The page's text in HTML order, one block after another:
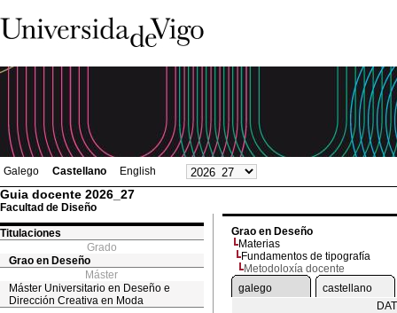
Galego Castellano English
Guia docente 2026_27
Facultad de Diseño
Titulaciones
Grado
Grao en Deseño
Máster
Máster Universitario en Deseño e
Dirección Creativa en Moda
Grao en Deseño
Materias
Fundamentos de tipografía
Metodoloxía docente
galego
castellano